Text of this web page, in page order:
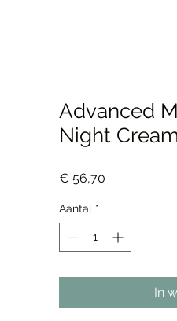
Advanced
Night
€ 56,70
Aantal *
In